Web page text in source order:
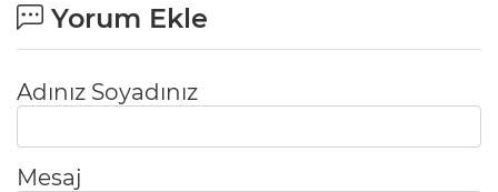
Yorum Ekle
Adınız Soyadınız
Mesaj